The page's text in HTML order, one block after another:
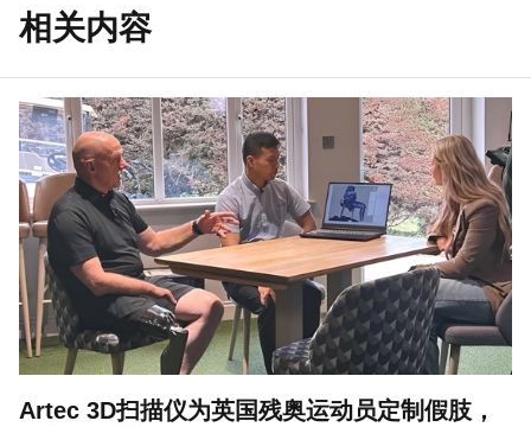
相关内容
Artec 3D扫描仪为英国残奥运动员定制假肢，